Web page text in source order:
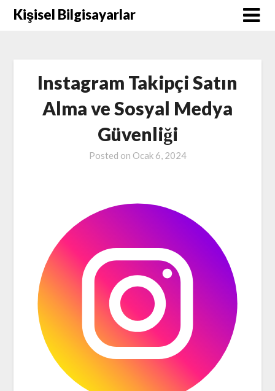
SkipKişisel Bilgisayarlar
Instagram Takipçi Satın
Alma ve Sosyal Medya
Güvenliği
Posted on Ocak 6, 2024